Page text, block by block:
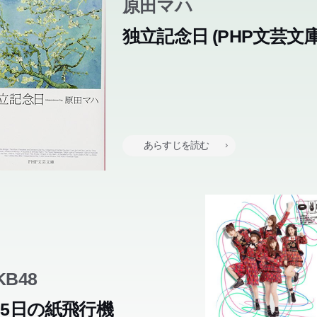
原田マハ
独立記念日 (PHP文芸文
あらすじを読む
日の紙飛行機